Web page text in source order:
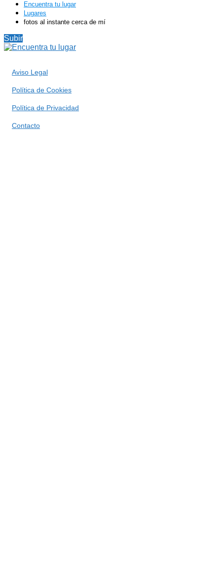
Encuentra tu lugar
Lugares
fotos al instante cerca de mí
Subir
Aviso Legal
Política de Cookies
Política de Privacidad
Contacto